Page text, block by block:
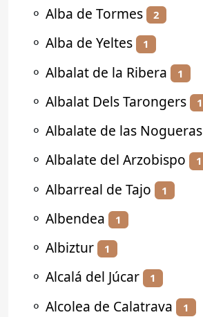
⚬ Alba de Tormes 2
⚬ Alba de Yeltes 1
⚬ Albalat de la Ribera 1
⚬ Albalat Dels Tarongers 1
⚬ Albalate de las Nogueras
⚬ Albalate del Arzobispo 1
⚬ Albarreal de Tajo 1
⚬ Albendea 1
⚬ Albiztur 1
⚬ Alcalá del Júcar 1
⚬ Alcolea de Calatrava 1